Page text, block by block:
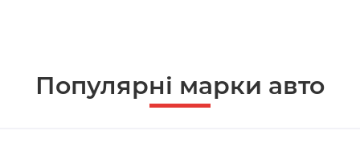
Популярні марки авто